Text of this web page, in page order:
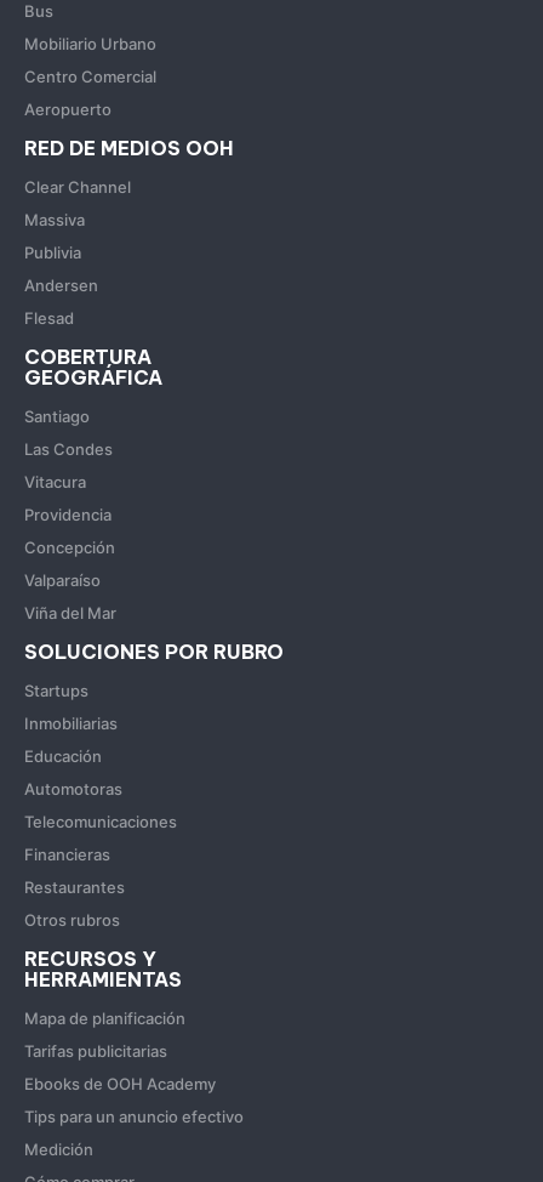
Bus
Mobiliario Urbano
Centro Comercial
Aeropuerto
RED DE MEDIOS OOH
Clear Channel
Massiva
Publivia
Andersen
Flesad
COBERTURA
GEOGRÁFICA
Santiago
Las Condes
Vitacura
Providencia
Concepción
Valparaíso
Viña del Mar
SOLUCIONES POR RUBRO
Startups
Inmobiliarias
Educación
Automotoras
Telecomunicaciones
Financieras
Restaurantes
Otros rubros
RECURSOS Y
HERRAMIENTAS
Mapa de planificación
Tarifas publicitarias
Ebooks de OOH Academy
Tips para un anuncio efectivo
Medición